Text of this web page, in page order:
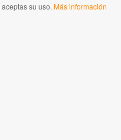
su uso. Más información